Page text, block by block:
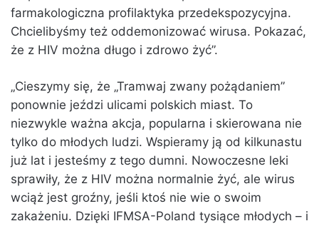
farmakologiczna profilaktyka przedekspozycyjna.
Chcielibyśmy też oddemonizować wirusa. Pokazać,
że z HIV można długo i zdrowo żyć”.
„Cieszymy się, że „Tramwaj zwany pożądaniem”
ponownie jeździ ulicami polskich miast. To
niezwykle ważna akcja, popularna i skierowana nie
tylko do młodych ludzi. Wspieramy ją od kilkunastu
już lat i jesteśmy z tego dumni. Nowoczesne leki
sprawiły, że z HIV można normalnie żyć, ale wirus
wciąż jest groźny, jeśli ktoś nie wie o swoim
zakażeniu. Dzięki IFMSA-Poland tysiące młodych – i